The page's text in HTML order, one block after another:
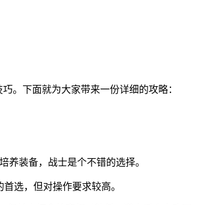
。下面就为大家带来一份详细的攻略：
养装备，战士是个不错的选择。
选，但对操作要求较高。